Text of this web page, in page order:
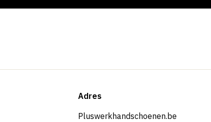
Adres
Pluswerkhandschoenen.be